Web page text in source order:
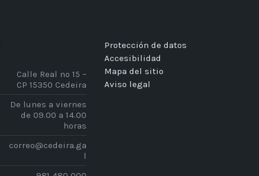
Calle Real nº 15 –
CP 15350 Cedeira
De lunes a viernes
de 09.00 a 14.00
horas
correo@cedeira.ga
l
Protección de datos
Accesibilidad
Mapa del sitio
Aviso legal